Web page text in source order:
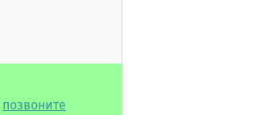
позвоните